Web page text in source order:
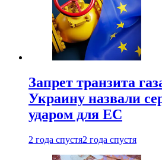
Запрет транзита
Украину назвали
ударом для ЕС
2 года спустя2 года спустя